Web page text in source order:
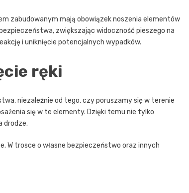
zabudowanym mają obowiązek noszenia elementów
zwiększając widoczność pieszego na
i uniknięcie potencjalnych wypadków.
ręki
niezależnie od tego, czy poruszamy się w terenie
się w te elementy. Dzięki temu nie tylko
drodze.
W trosce o własne bezpieczeństwo oraz innych